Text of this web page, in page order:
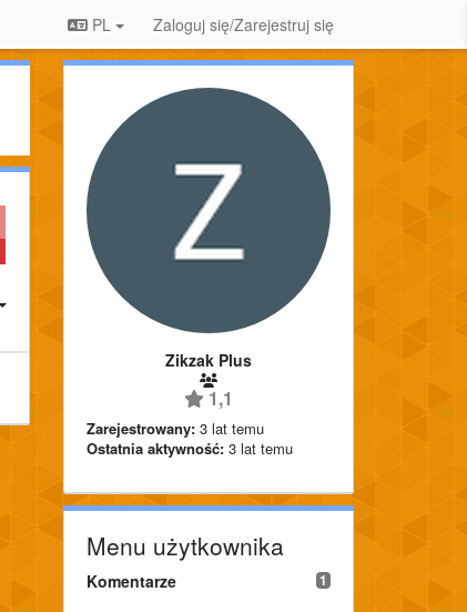
PL Zaloguj się/Zarejestruj się
Zikzak Plus
1,1
Zarejestrowany: 3 lat temu
Ostatnia aktywność: 3 lat temu
Menu użytkownika
1
Komentarze